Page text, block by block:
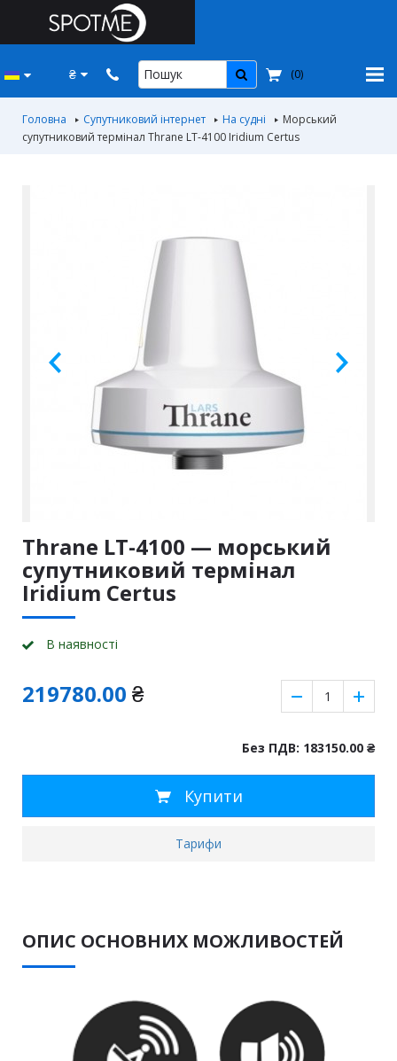
₴ (0)
Головна Супутниковий інтернет На судні
Морський
супутниковий термінал Thrane LT-4100 Iridium Certus
Thrane LT-4100 — морський
супутниковий термінал
Iridium Certus
В наявності
219780.00 ₴
Без ПДВ: 183150.00 ₴
Купити
Тарифи
ОПИС ОСНОВНИХ МОЖЛИВОСТЕЙ